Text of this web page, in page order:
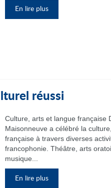
En lire plus
réussi
Culture, arts et langue française
Maisonneuve a célébré la
française à travers diverses
francophonie. Théâtre, arts
musique...
En lire plus